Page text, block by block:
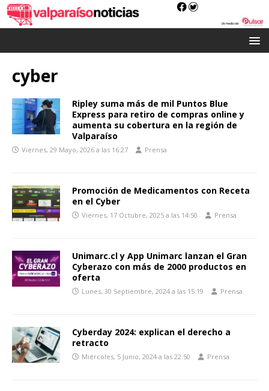
cyber
Ripley suma más de mil Puntos Blue
Express para retiro de compras online y
aumenta su cobertura en la región de
Valparaíso
Viernes, 29 Mayo, 2026 a las 16:27 Prensa
Promoción de Medicamentos con Receta
en el Cyber
Viernes, 17 Octubre, 2025 a las 14:50 Prensa
Unimarc.cl y App Unimarc lanzan el Gran
Cyberazo con más de 2000 productos en
oferta
Lunes, 30 Septiembre, 2024 a las 15:19 Prensa
Cyberday 2024: explican el derecho a
retracto
Miércoles, 5 Junio, 2024 a las 22:50 Prensa